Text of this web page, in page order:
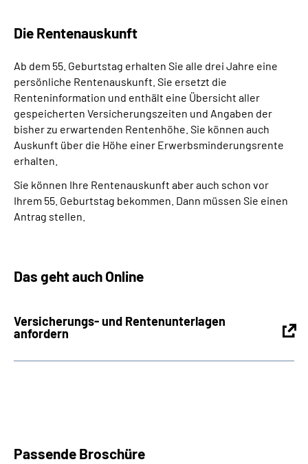
Die Rentenauskunft
Ab dem 55. Geburtstag erhalten Sie alle drei Jahre eine
persönliche Rentenauskunft. Sie ersetzt die
Renteninformation und enthält eine Übersicht aller
gespeicherten Versicherungszeiten und Angaben der
bisher zu erwartenden Rentenhöhe. Sie können auch
Auskunft über die Höhe einer Erwerbsminderungsrente
erhalten.
Sie können Ihre Rentenauskunft aber auch schon vor
Ihrem 55. Geburtstag bekommen. Dann müssen Sie einen
Antrag stellen.
Das geht auch Online
Versicherungs- und Rentenunterlagen
anfordern
Passende Broschüre